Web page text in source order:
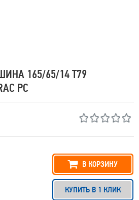
165/65/14 T79
PC
В КОРЗИНУ
КУПИТЬ В 1 КЛИК